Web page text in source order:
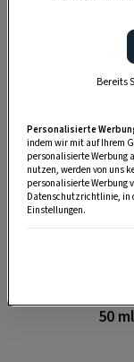
Für
125 g
50 ml
Bereits
Personalisierte
indem wir mit auf Ihrem
personalisierte Werbung
nutzen, werden von uns
personalisierte Werbung
Datenschutzrichtlinie, in
Einstellungen.